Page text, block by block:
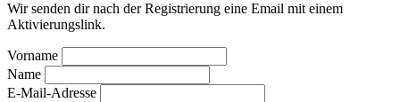
Wir senden dir nach der Registrierung eine Email mit einem
Aktivierungslink.
Vorname
Name
E-Mail-Adresse